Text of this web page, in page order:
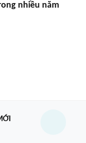
nhiều năm